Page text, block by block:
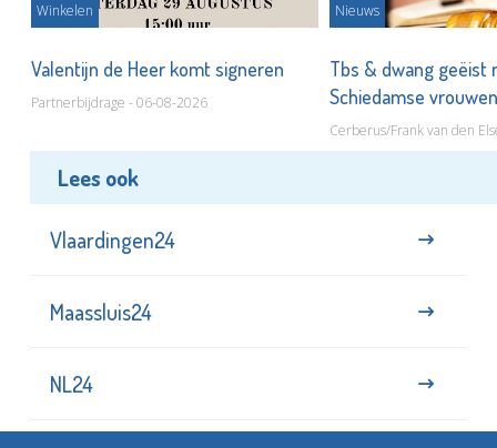
Winkelen
Valentijn de Heer komt signeren
Partnerbijdrage - 06-08-2026
Nieuws
Tbs & dwang geëist
Schiedamse
Cerberus/Frank van den
Lees ook
Vlaardingen24
Maassluis24
NL24